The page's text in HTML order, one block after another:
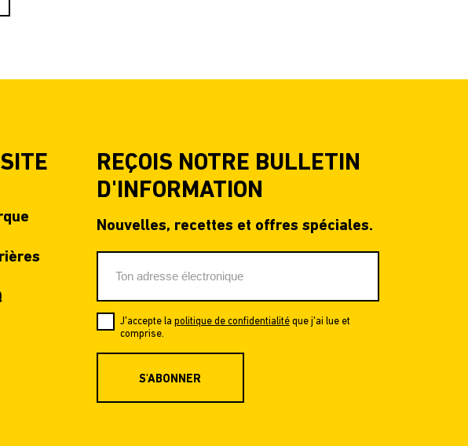
REÇOIS NOTRE BULLETIN
D'INFORMATION
Nouvelles, recettes et offres spéciales.
J'accepte la politique de confidentialitéque j'ai lue et
comprise.
S'ABONNER